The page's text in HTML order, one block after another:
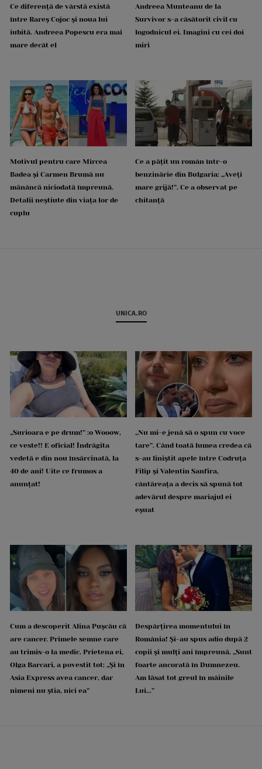
Ce diferență de vârstă există
între Rareș Cojoc și noua lui
iubită. Andreea Popescu era mai
mare decât el
Andreea Munteanu de la
Survivor s-a căsătorit civil cu
logodnicul ei. Imagini cu cei doi
miri
Motivul pentru care Mircea
Badea și Carmen Brumă nu
mănâncă niciodată împreună.
Detalii neștiute din viața lor de
cuplu
Ce a pățit un român într-o
benzinărie din Bulgaria: „Aveți
mare grijă!”. Ce a observat pe
chitanță
UNICA.RO
„Surioara e pe drum!” :o Wooow,
ce veste!! E oficial! Îndrăgita
vedetă e din nou însărcinată, la
40 de ani! Uite ce frumos a
anunțat!
„Nu mi-e jenă să o spun cu voce
tare”. Când toată lumea credea că
s-au liniștit apele între Codruța
Filip și Valentin Sanfira,
cântăreața a decis să spună tot
adevărul despre mariajul ei
eșuat
Cum a descoperit Alina Pușcău că
are cancer. Primele semne care
au trimis-o la medic. Prietena ei,
Olga Barcari, a povestit tot: „Și în
Asia Express avea cancer, dar
nimeni nu știa, nici ea”
Despărțirea momentului în
România! Și-au spus adio după 2
copii și mulți ani împreună. „Sunt
foarte ancorată în Dumnezeu.
Am lăsat tot greul în mâinile
Lui...”